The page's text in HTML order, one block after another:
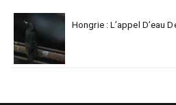
Hongrie : L’appel D’eau